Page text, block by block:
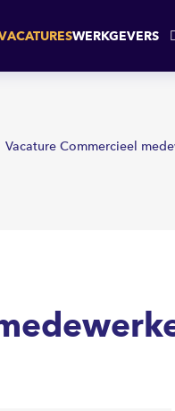
WERKGEVERS
Vacature Commercieel
ENTER